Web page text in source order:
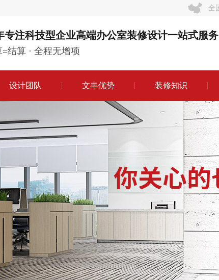
全
专注科技型企业高端办公室装修设计一站式服务
=结算 · 全程无增项
设计团队 文丰优势 装修知识